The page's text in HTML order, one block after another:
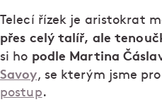
Telecí řízek je aristokrat
přes celý talíř, ale
si ho podle Martina
Savoy, se kterým jsme
postup.